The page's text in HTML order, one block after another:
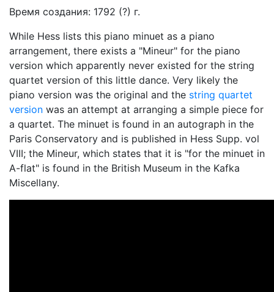
Время создания: 1792 (?) г.
While Hess lists this piano minuet as a piano
arrangement, there exists a "Mineur" for the piano
version which apparently never existed for the string
quartet version of this little dance. Very likely the
piano version was the original and the string quartet
version was an attempt at arranging a simple piece for
a quartet. The minuet is found in an autograph in the
Paris Conservatory and is published in Hess Supp. vol
VIII; the Mineur, which states that it is "for the minuet in
A-flat" is found in the British Museum in the Kafka
Miscellany.